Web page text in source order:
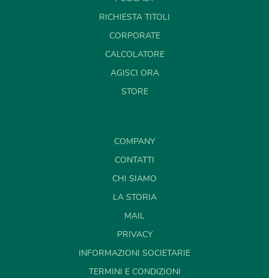
RICHIESTA TITOLI
CORPORATE
CALCOLATORE
AGISCI ORA
STORE
COMPANY
CONTATTI
CHI SIAMO
LA STORIA
MAIL
PRIVACY
INFORMAZIONI SOCIETARIE
TERMINI E CONDIZIONI